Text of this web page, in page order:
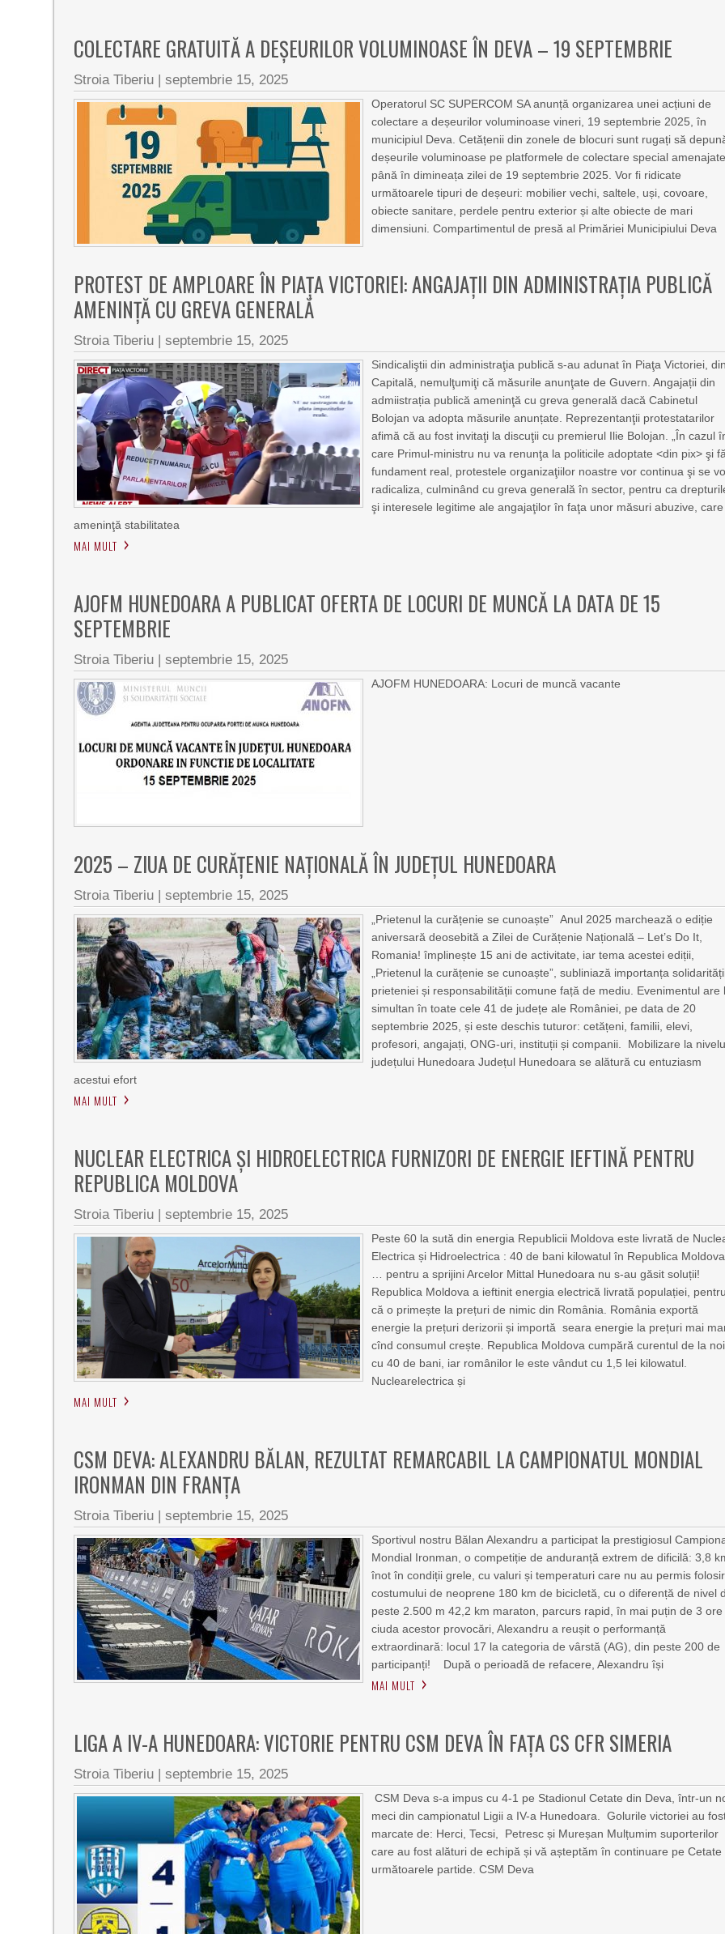
COLECTARE GRATUITĂ A DEȘEURILOR VOLUMINOASE ÎN DEVA – 19 SEPTEMBRIE
Stroia Tiberiu |septembrie 15, 2025
Operatorul SC SUPERCOM SA anunță organizarea unei acțiuni de
colectare a deșeurilor voluminoase vineri, 19 septembrie 2025, în
municipiul Deva. Cetățenii din zonele de blocuri sunt rugați să
deșeurile voluminoase pe platformele de colectare special
până în dimineața zilei de 19 septembrie 2025. Vor fi ridicate
următoarele tipuri de deșeuri: mobilier vechi, saltele, uși, covoare,
obiecte sanitare, perdele pentru exterior și alte obiecte de mari
dimensiuni. Compartimentul de presă al Primăriei Municipiului Deva
PROTEST DE AMPLOARE ÎN PIAȚA VICTORIEI: ANGAJAȚII DIN ADMINISTRAȚIA PUBLICĂ
AMENINȚĂ CU GREVA GENERALĂ
Stroia Tiberiu |septembrie 15, 2025
Sindicaliştii din administraţia publică s-au adunat în Piaţa Victoriei,
Capitală, nemulţumiţi că măsurile anunţate de Guvern. Angajații din
admiistrația publică ameninţă cu greva generală dacă Cabinetul
Bolojan va adopta măsurile anunțate. Reprezentanţii protestatarilor
afimă că au fost invitaţi la discuţii cu premierul Ilie Bolojan. „În cazul
care Primul-ministru nu va renunţa la politicile adoptate <din pix> şi
fundament real, protestele organizaţiilor noastre vor continua şi se
radicaliza, culminând cu greva generală în sector, pentru ca
şi interesele legitime ale angajaţilor în faţa unor măsuri abuzive, care
ameninţă stabilitatea
MAI MULT
AJOFM HUNEDOARA A PUBLICAT OFERTA DE LOCURI DE MUNCĂ LA DATA DE 15
SEPTEMBRIE
Stroia Tiberiu |septembrie 15, 2025
AJOFM HUNEDOARA: Locuri de muncă vacante
2025 – ZIUA DE CURĂȚENIE NAȚIONALĂ ÎN JUDEȚUL HUNEDOARA
Stroia Tiberiu |septembrie 15, 2025
„Prietenul la curățenie se cunoaște” Anul 2025 marchează o ediție
aniversară deosebită a Zilei de Curățenie Națională – Let’s Do It,
Romania! împlinește 15 ani de activitate, iar tema acestei ediții,
„Prietenul la curățenie se cunoaște”, subliniază importanța
prieteniei și responsabilității comune față de mediu. Evenimentul are
simultan în toate cele 41 de județe ale României, pe data de 20
septembrie 2025, și este deschis tuturor: cetățeni, familii, elevi,
profesori, angajați, ONG-uri, instituții și companii. Mobilizare la
județului Hunedoara Județul Hunedoara se alătură cu entuziasm
acestui efort
MAI MULT
NUCLEAR ELECTRICA ȘI HIDROELECTRICA FURNIZORI DE ENERGIE IEFTINĂ PENTRU
REPUBLICA MOLDOVA
Stroia Tiberiu |septembrie 15, 2025
Peste 60 la sută din energia Republicii Moldova este livrată de
Electrica și Hidroelectrica : 40 de bani kilowatul în Republica Moldova
… pentru a sprijini Arcelor Mittal Hunedoara nu s-au găsit soluții!
Republica Moldova a ieftinit energia electrică livrată populației,
că o primește la prețuri de nimic din România. România exportă
energie la prețuri derizorii și importă seara energie la prețuri mai
cînd consumul crește. Republica Moldova cumpără curentul de la noi
cu 40 de bani, iar românilor le este vândut cu 1,5 lei kilowatul.
Nuclearelectrica și
MAI MULT
CSM DEVA: ALEXANDRU BĂLAN, REZULTAT REMARCABIL LA CAMPIONATUL MONDIAL
IRONMAN DIN FRANȚA
Stroia Tiberiu |septembrie 15, 2025
Sportivul nostru Bălan Alexandru a participat la prestigiosul
Mondial Ironman, o competiție de anduranță extrem de dificilă: 3,8
înot în condiții grele, cu valuri și temperaturi care nu au permis
costumului de neoprene 180 km de bicicletă, cu o diferență de nivel
peste 2.500 m 42,2 km maraton, parcurs rapid, în mai puțin de 3 ore
ciuda acestor provocări, Alexandru a reușit o performanță
extraordinară: locul 17 la categoria de vârstă (AG), din peste 200 de
participanți! După o perioadă de refacere, Alexandru își
MAI MULT
LIGA A IV-A HUNEDOARA: VICTORIE PENTRU CSM DEVA ÎN FAȚA CS CFR SIMERIA
Stroia Tiberiu |septembrie 15, 2025
CSM Deva s-a impus cu 4-1 pe Stadionul Cetate din Deva, într-un
meci din campionatul Ligii a IV-a Hunedoara. Golurile victoriei au
marcate de: Herci, Tecsi, Petresc și Mureșan Mulțumim suporterilor
care au fost alături de echipă și vă așteptăm în continuare pe Cetate
următoarele partide. CSM Deva